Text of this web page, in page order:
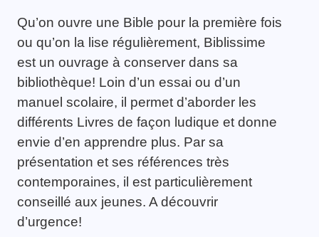
Qu’on ouvre une Bible pour la première fois
ou qu’on la lise régulièrement, Biblissime
est un ouvrage à conserver dans sa
bibliothèque! Loin d’un essai ou d’un
manuel scolaire, il permet d’aborder les
différents Livres de façon ludique et donne
envie d’en apprendre plus. Par sa
présentation et ses références très
contemporaines, il est particulièrement
conseillé aux jeunes. A découvrir
d’urgence!